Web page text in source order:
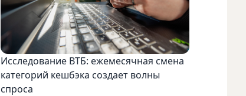
Исследование ВТБ: ежемесячная смена
категорий кешбэка создает волны
спроса